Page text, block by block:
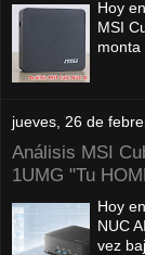
Hoy
MSI
monta
jueves, 26 de
Análisis MSI
1UMG "Tu
Hoy
NUC
vez